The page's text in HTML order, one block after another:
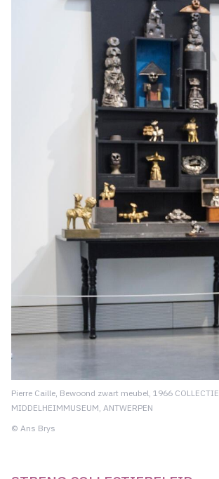
Pierre Caille, Bewoond zwart meubel, 1966 COLLECTIE
MIDDELHEIMMUSEUM, ANTWERPEN
© Ans Brys